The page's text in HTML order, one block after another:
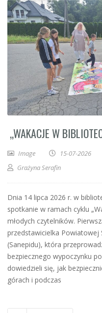
„WAKACJE W
Image 15-07-2026
Grażyna Serafin
Dnia 14 lipca 2026 r. w
spotkanie w ramach cyklu
młodych czytelników.
przedstawicielka Powiatowej
(Sanepidu), która
bezpiecznego wypoczynku
dowiedzieli się, jak
górach i podczas